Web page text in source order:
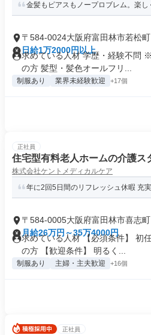
金髪もピアスもノープロブレム。楽し
〒584-0024大阪府富田林市若松町
日給1万2000円以上
求めている人材 学歴・経験不問
の方 髪型・髪色オールフリ...
制服あり 業界未経験歓迎 +17個
正社員
住宅型有料老人ホームの介護ス
株式会社ケントメディカルケア
年に2回5日間のリフレッシュ休暇 充
〒584-0005大阪府富田林市喜志町
月給26万円～35万4000円
求めている人材 【必須条件】 初
の方 【歓迎条件】 明るく...
制服あり 主婦・主夫歓迎 +16個
正社員